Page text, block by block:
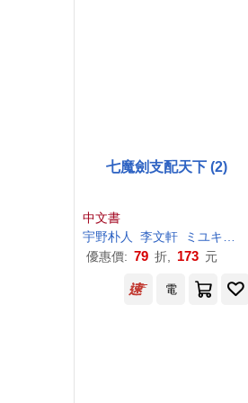
七魔劍支配天下 (2)
中文書
宇野朴人 李文軒
ミユキルリア
優惠價: 79 折, 173 元
電